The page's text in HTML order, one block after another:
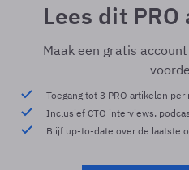
Lees dit
Maak een gratis
Toegang tot 3 PRO artikelen per
Inclusief CTO interviews,
Blijf up-to-date over de laatste